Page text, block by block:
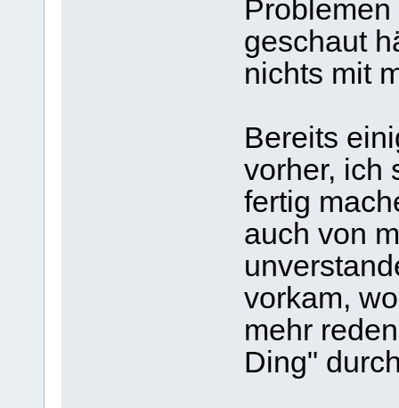
geschaut
nichts mit
Bereits
vorher, ich
fertig
auch von
vorkam,
mehr
Ding"